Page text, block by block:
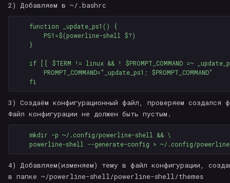
2) Добавляем в ~/.bashrc
    function _update_ps1() {
        PS1=$(powerline-shell $?)
    }
if [[ $TERM != linux && ! $PROMPT_COMMAND =~
        PROMPT_COMMAND="_update_ps1; $PROMPT_COMMAND"
3) Создаём конфигурационный файл, проверяем создался
Файл конфигурации не должен быть пустым.
    mkdir -p ~/.config/powerline-shell && \
4) Добавляем(изменяем) тему в файл конфигурации,
в папке ~/powerline-shell/powerline-shell/themes